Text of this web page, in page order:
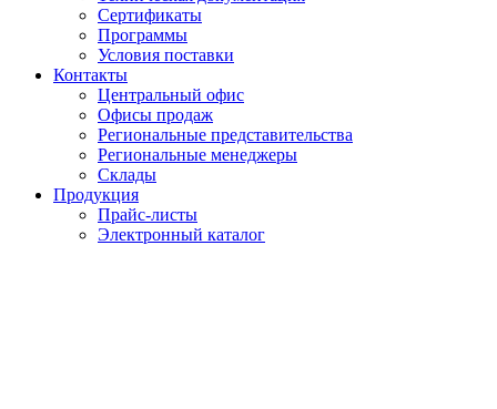
Сертификаты
Программы
Условия поставки
Контакты
Центральный офис
Офисы продаж
Региональные представительства
Региональные менеджеры
Склады
Продукция
Прайс-листы
Электронный каталог